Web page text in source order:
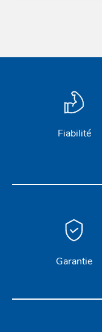
Fiabilité
Garantie